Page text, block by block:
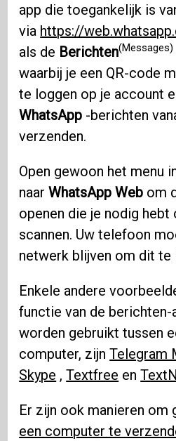
app die toegankelijk is
via https://
als de Berichten(Messages)
waarbij je een QR-code
te loggen op je account
WhatsApp -berichten
verzenden.
Open gewoon het menu
naarWhatsApp Web om
openen die je nodig
scannen. Uw telefoon
netwerk blijven om dit te
Enkele andere
functie van de berichten-
worden gebruikt tussen
computer, zijnTelegram
Skype ,Textfree en
Er zijn ook manieren om
een computer te